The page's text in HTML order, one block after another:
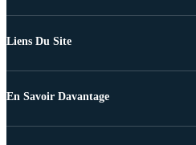
Liens Du Site
En Savoir Davantage